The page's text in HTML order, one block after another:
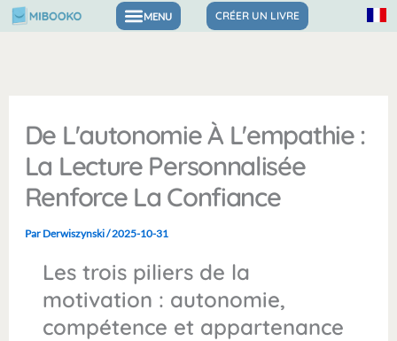
Aller
CRÉER UN LIVRE
De L'autonomie À L'empathie :
La Lecture Personnalisée
Renforce La Confiance
Par Derwiszynski/2025-10-31
Les trois piliers de la
motivation : autonomie,
compétence et appartenance